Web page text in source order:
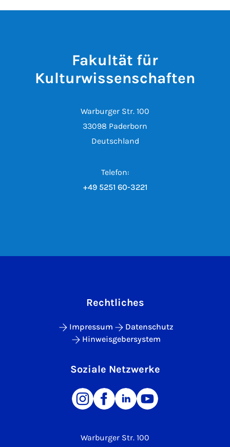
Fakultät für
Kulturwissenschaften
Warburger Str. 100
33098 Paderborn
Deutschland
Telefon:
+49 5251 60-3221
Warburger Str. 100
Rechtliches
Impressum
Datenschutz
Hinweisgebersystem
Soziale Netzwerke